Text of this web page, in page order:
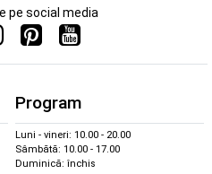
pe social media
Program
Luni - vineri: 10.00 - 20.00
Sâmbătă: 10.00 - 17.00
Duminică: închis